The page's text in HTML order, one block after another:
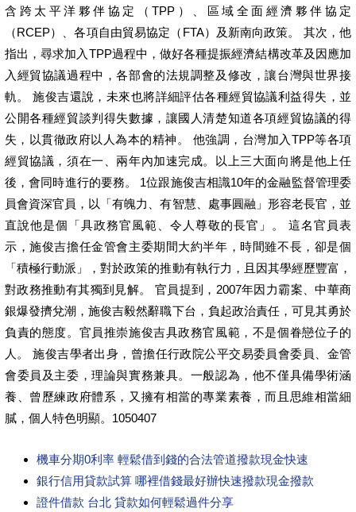
含跨太平洋夥伴協定（TPP）、區域全面經濟夥伴協定
（RCEP）、各項自由貿易協定（FTA）及新南向政策。 其次，他
指出，尋求加入TPP過程中，做好各種提振經濟結構改革及因應加
入經貿協議過程中，各部會的法規調整及修改，讓台灣與世界接
軌。 施俊吉還說，未來也將詳細評估各種經貿協議利益得失，並
公開各種經貿談判得失數據，讓國人清楚知道各項經貿協議的得
失，以貫徹政府以人為本的精神。 他強調，台灣加入TPP等各項
經貿協議，須在一、兩年內加速完成。以上三大面向將是他上任
後，會同時進行的要務。 1位跟施俊吉相識10年的金融監督管理委
員會資深官員，以「有魄力、有智慧、處事圓融」形容老長官，並
直說他是個「具政務官風範、令人尊敬的長官」。 這名官員表
示，施俊吉擔任金管會主委期間大約半年，時間雖不長，卻是個
「積極行動派」，對於政策的推動有執行力，且因其學經歷豐富，
對政務推動有其獨到見解。 官員提到，2007年因力霸案、中華商
銀爆發擠兌潮，施俊吉毅然辭職下台，負起政治責任，可見其勇於
負責的態度。官員推崇施俊吉具政務官風範，不是個眷戀位子的
人。 施俊吉學者出身，曾擔任行政院公平交易委員會委員、金管
會委員及主委，理論與實務兼具。一般認為，他不僅具備學術涵
養、曾歷練政府體系，又擁有相當的專業素養，而且思維相當細
膩，個人特色明顯。1050407
機車分期0利率 輕鬆借到錢的合法管道撥款現金快速
銀行信用貸款試算 哪裡借錢最好辦快速撥款現金撥款
證件借款 台北 貸款如何輕鬆過件分享